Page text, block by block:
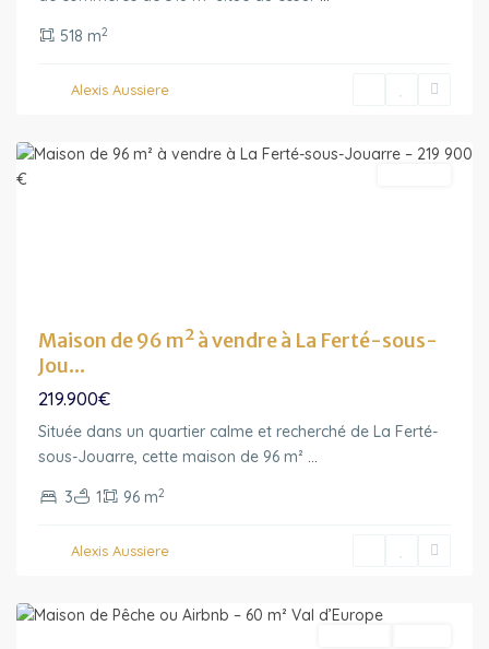
518 m2
Alexis Aussiere
Maison de 96 m² à vendre à La Ferté-sous-
Jou...
219.900€
Située dans un quartier calme et recherché de La Ferté-
sous-Jouarre, cette maison de 96 m² ...
3 1 96 m2
Alexis Aussiere
Ile-
France,